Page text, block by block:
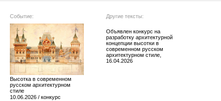
Событие:
Высотка в современном
русском архитектурном
стиле
10.06.2026 / конкурс
Другие тексты:
Объявлен конкурс на
разработку архитектурной
концепции высотки в
современном русском
архитектурном стиле,
16.04.2026